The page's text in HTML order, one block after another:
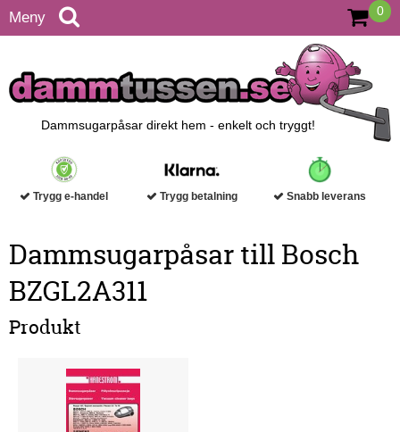
Meny 0
Dammsugarpåsar direkt hem - enkelt och tryggt!
Trygg e-handel Trygg betalning Snabb leverans
Dammsugarpåsar till Bosch
BZGL2A311
Produkt